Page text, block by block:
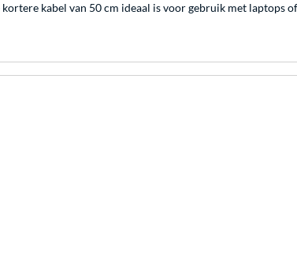
kabel van 50 cm ideaal is voor gebruik met laptops